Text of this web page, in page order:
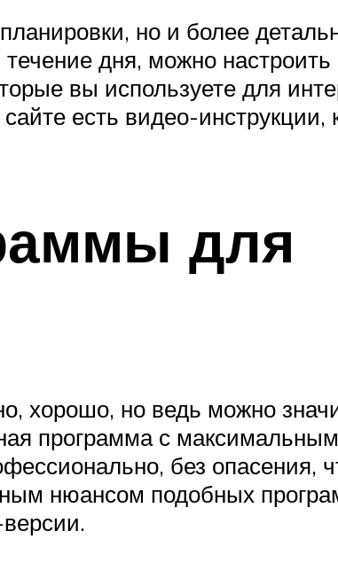
но и более
дня, можно
вы используете для
есть видео-инструкции,
для
хорошо, но ведь можно
программа с
без опасения,
нюансом подобных